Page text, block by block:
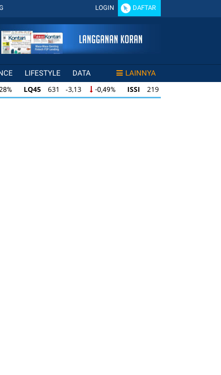
LOGIN DAFTAR
LIFESTYLE DATA LAINNYA
LQ45 631 -3,13 -0,49% ISSI 219 -0,63
LQ45 631 -3,13 -0,49% ISSI 219 -0,63